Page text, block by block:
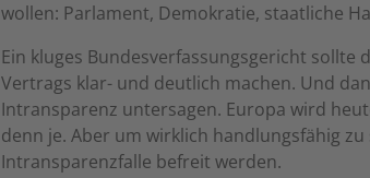
wollen: Parlament, Demokratie, staatliche
Ein kluges Bundesverfassungsgericht sollte
Vertrags klar- und deutlich machen. Und
Intransparenz untersagen. Europa wird
denn je. Aber um wirklich handlungsfähig zu
Intransparenzfalle befreit werden.